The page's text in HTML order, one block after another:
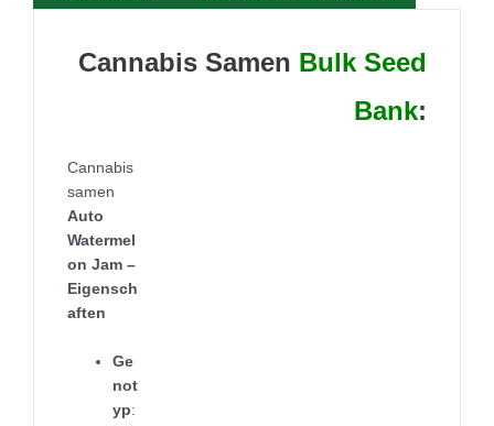
Cannabis Samen Bulk Seed
Bank:
Cannabis
samen
Auto
Watermel
on Jam –
Eigensch
aften
Ge
not
yp: